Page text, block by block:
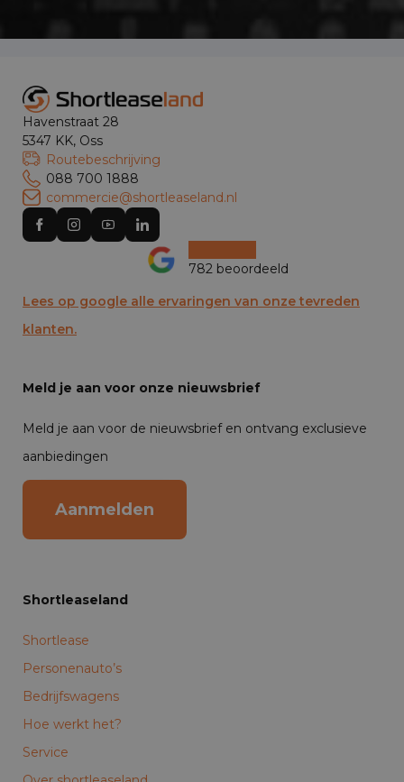
Havenstraat 28
5347 KK, Oss
Routebeschrijving
088 700 1888
commercie@shortleaseland.nl
782 beoordeeld
Lees op google alle ervaringen van onze tevreden
klanten.
Meld je aan voor onze nieuwsbrief
Meld je aan voor de nieuwsbrief en ontvang exclusieve
aanbiedingen
Aanmelden
Shortleaseland
Shortlease
Personenauto’s
Bedrijfswagens
Hoe werkt het?
Service